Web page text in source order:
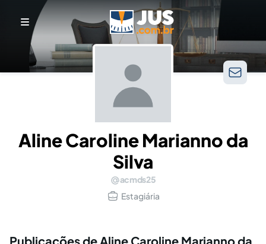
Aline Caroline Marianno da
Silva
acmds25
Estagiária
Publicações de Aline Caroline Marianno da